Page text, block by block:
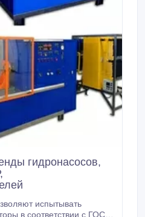
гидронасосов,
испытывать
в соответствии с ГОСТ